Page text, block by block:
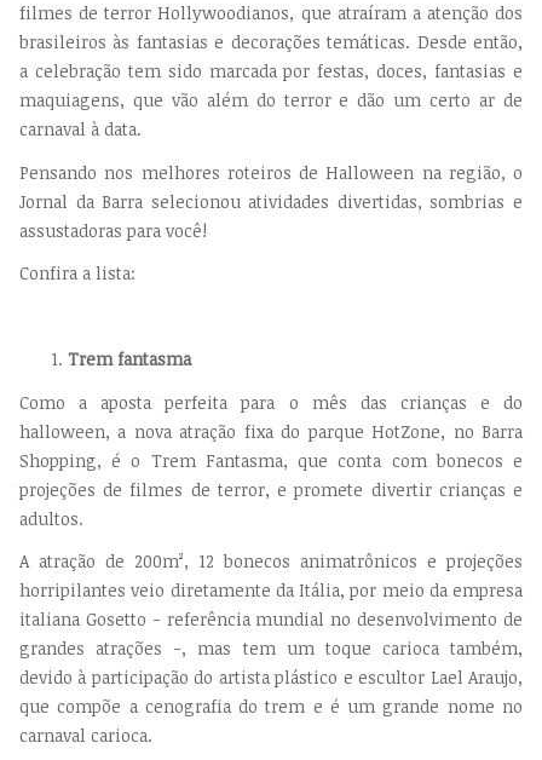
filmes de terror Hollywoodianos, que atraíram a atenção dos
brasileiros às fantasias e decorações temáticas. Desde então,
a celebração tem sido marcada por festas, doces, fantasias e
maquiagens, que vão além do terror e dão um certo ar de
carnaval à data.
Pensando nos melhores roteiros de Halloween na região, o
Jornal da Barra selecionou atividades divertidas, sombrias e
assustadoras para você!
Confira a lista:
Trem fantasma
Como a aposta perfeita para o mês das crianças e do
halloween, a nova atração fixa do parque HotZone, no Barra
Shopping, é o Trem Fantasma, que conta com bonecos e
projeções de filmes de terror, e promete divertir crianças e
adultos.
A atração de 200m², 12 bonecos animatrônicos e projeções
horripilantes veio diretamente da Itália, por meio da empresa
italiana Gosetto - referência mundial no desenvolvimento de
grandes atrações -, mas tem um toque carioca também,
devido à participação do artista plástico e escultor Lael Araujo,
que compõe a cenografia do trem e é um grande nome no
carnaval carioca.